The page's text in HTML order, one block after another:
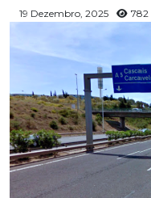
19 Dezembro, 2025 782